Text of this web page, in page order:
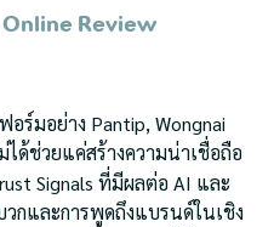
Review
ร์มอย่าง Pantip, Wongnai
ได้ช่วยแค่สร้างความน่าเชื่อถือ
Signals ที่มีผลต่อ AI และ
วกและการพูดถึงแบรนด์ในเชิง